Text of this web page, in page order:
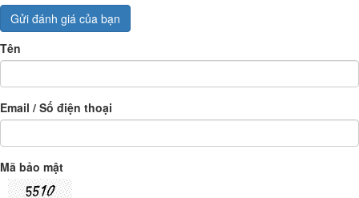
Gửi đánh giá của bạn
Tên
Email / Số điện thoại
Mã bảo mật